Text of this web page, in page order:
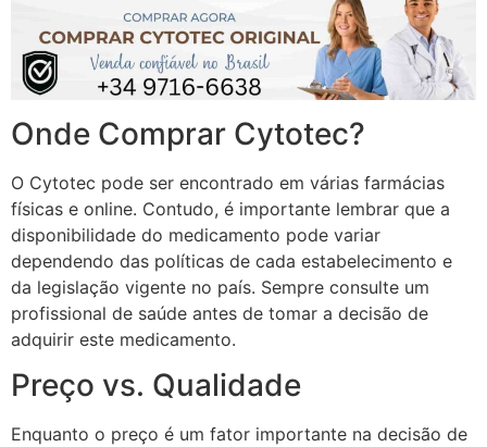
Onde Comprar Cytotec?
O Cytotec pode ser encontrado em várias farmácias
físicas e online. Contudo, é importante lembrar que a
disponibilidade do medicamento pode variar
dependendo das políticas de cada estabelecimento e
da legislação vigente no país. Sempre consulte um
profissional de saúde antes de tomar a decisão de
adquirir este medicamento.
Preço vs. Qualidade
Enquanto o preço é um fator importante na decisão de